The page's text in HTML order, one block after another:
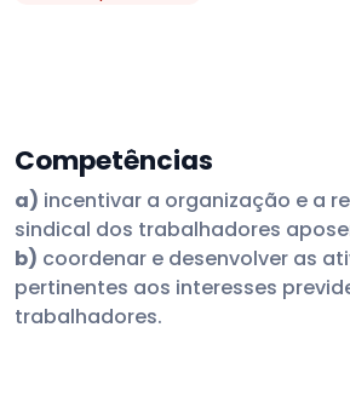
Competências
a) incentivar a organização e a
sindical dos trabalhadores
b) coordenar e desenvolver as
pertinentes aos interesses
trabalhadores.